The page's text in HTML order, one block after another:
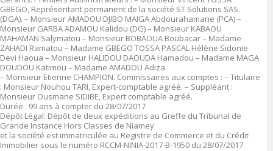
GBEGO, Représentant permanent de la société ST Solutions SAS.
(DGA). – Monsieur AMADOU DJIBO MAIGA Abdourahamane (PCA)–
Monsieur GARBA ADAMOU Kalidou (DG)– Monsieur KABAOU
MAHAMAN Salymatou – Monsieur BOBAOUA Boubacar– Madame
ZAHADI Ramatou – Madame GBEGO TOSSA PASCAL Hélène Sidonie
Devi Haoua – Monsieur HALIDOU DAOUDA Hamadou – Madame MAGA
DOUDOU Katimou – Madame AMADOU Adiza
– Monsieur Etienne CHAMPION. Commissaires aux comptes : – Titulaire
: Monsieur Nouhou TARI, Expert-comptable agréé. – Suppléant :
Monsieur Ousmane SIDIBE, Expert comptable agréé.
Durée : 99 ans à compter du 28/07/2017
Dépôt Légal: Dépôt de deux expéditions au Greffe du Tribunal de
Grande Instance Hors Classes de Niamey
et la société est immatriculée au Registre de Commerce et du Crédit
Immobilier sous le numéro RCCM-NINIA-2017-B-1950 du 28/07/2017